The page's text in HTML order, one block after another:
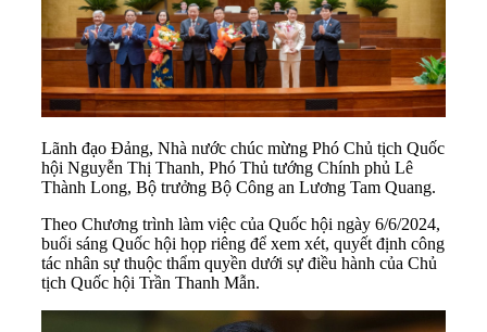
Lãnh đạo Đảng, Nhà nước chúc mừng Phó Chủ tịch Quốc
hội Nguyễn Thị Thanh, Phó Thủ tướng Chính phủ Lê
Thành Long, Bộ trưởng Bộ Công an Lương Tam Quang.
Theo Chương trình làm việc của Quốc hội ngày 6/6/2024,
buổi sáng Quốc hội họp riêng để xem xét, quyết định công
tác nhân sự thuộc thẩm quyền dưới sự điều hành của Chủ
tịch Quốc hội Trần Thanh Mẫn.